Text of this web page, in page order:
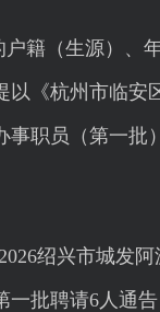
籍（生源）、
以《杭州市临安
事职员（第一批
绍兴市城发阿
一批聘请6人通告